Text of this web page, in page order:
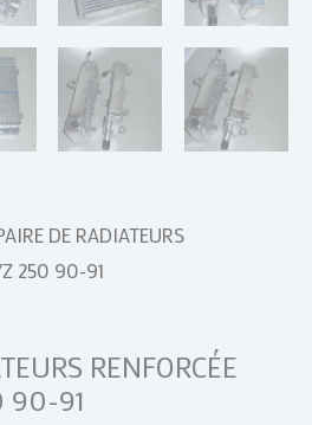
DE RADIATEURS
250 90-91
RENFORCÉE
90-91